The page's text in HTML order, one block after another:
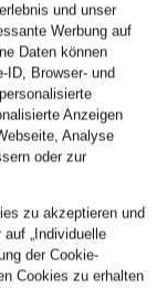
und unser
Werbung auf
Daten können
ID, Browser- und
Anzeigen
Analyse
oder zur
zu akzeptieren und
„Individuelle
der Cookie-
Cookies zu erhalten